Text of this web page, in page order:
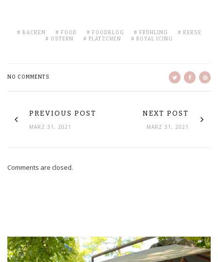
BACKEN FOOD FOODBLOG FRÜHLING
KEKSE
OSTERN
PLÄTZCHEN ROYAL ICING
NO COMMENTS
PREVIOUS POST
MÄRZ 31, 2021
NEXT POST
MÄRZ 31, 2021
Comments are closed.